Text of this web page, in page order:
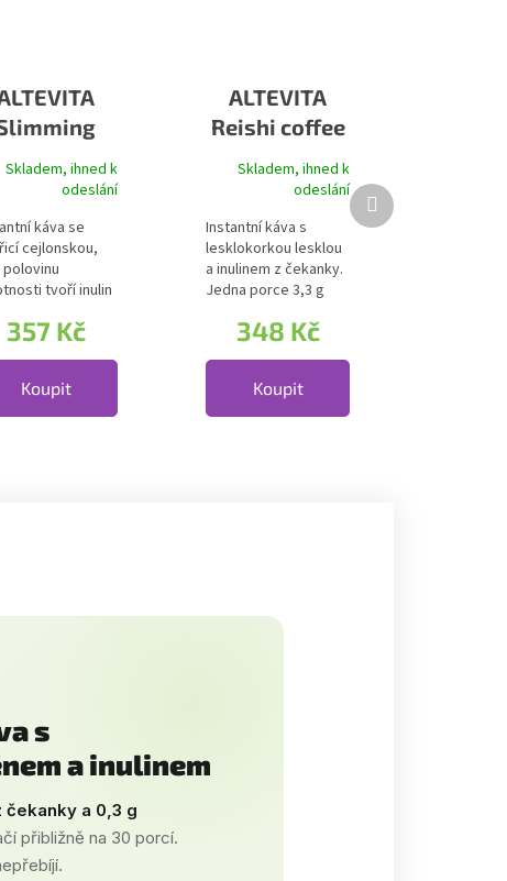
skořice
Skladem, ihned k
odeslání
357 Kč
Koupit
káva se
cejlonskou,
tvoří inulin
ALTEVITA
Reishi coffee
Skladem, ihned k
odeslání
348 Kč
Koupit
Instantní káva s
lesklokorkou lesklou
a inulinem z čekanky.
Jedna porce 3,3 g
Další produkt
s
a inulinem
čekanky a 0,3 g
přibližně na 30 porcí.